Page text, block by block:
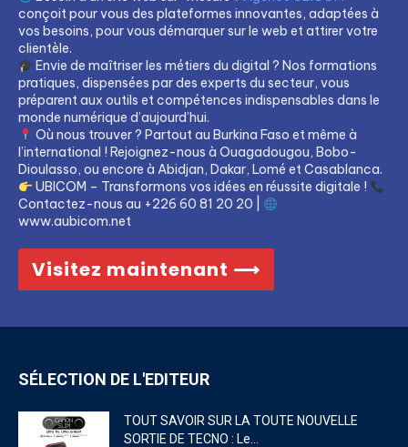
conçoit pour vous des plateformes innovantes, adaptées à
vos besoins, pour vous démarquer sur le web et attirer votre
clientèle.
Envie de maîtriser les métiers du digital ? Nos formations
pratiques, dispensées par des experts du secteur, vous
préparent aux outils et compétences indispensables dans le
monde numérique d’aujourd’hui.
Où nous trouver ? Partout au Burkina Faso et même à
l’international ! Rejoignez-nous à Ouagadougou, Bobo-
Dioulasso, ou encore à Abidjan, Dakar, Lomé et Casablanca.
UBICOM – Transformons vos idées en réussite digitale !
Contactez-nous au +226 60 81 20 20 |
www.aubicom.net
Visitez maintenant ⟶
SÉLECTION DE L'EDITEUR
TOUT SAVOIR SUR LA TOUTE NOUVELLE
SORTIE DE TECNO : Le...